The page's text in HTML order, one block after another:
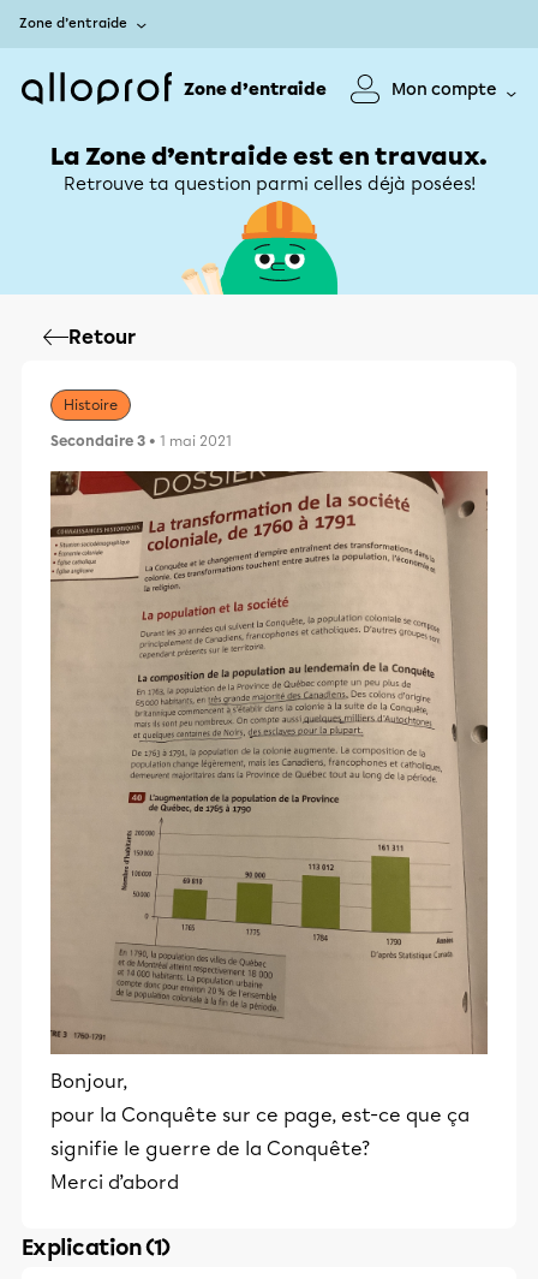
Zone d’entraide
Zone d’entraide Mon compte
La Zone d’entraide est en travaux.
Retrouve ta question parmi celles déjà posées!
Retour
Histoire
Secondaire 3 • 1 mai 2021
Bonjour,
pour la Conquête sur ce page, est-ce que ça
signifie le guerre de la Conquête?
Merci d’abord
Explication (1)